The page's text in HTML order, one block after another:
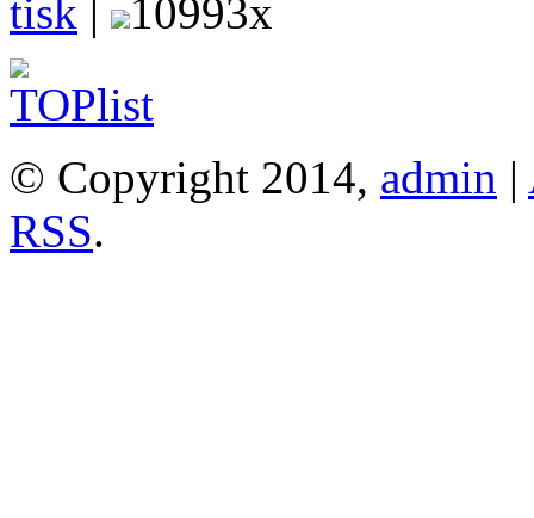
tisk | 10993x
© Copyright 2014, admin |
RSS.